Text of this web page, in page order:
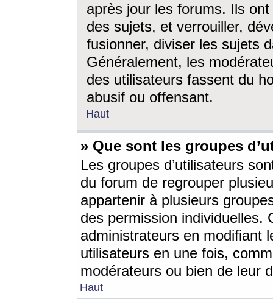
après jour les forums. Ils ont
des sujets, et verrouiller,
fusionner, diviser les sujets
Généralement, les
des utilisateurs fassent du
abusif ou offensant.
Haut
» Que sont les groupes
Les groupes d’utilisateurs
du forum de regrouper
appartenir à plusieurs
des permission individuelles.
administrateurs en modifiant
utilisateurs en une fois,
modérateurs ou bien de leur
Haut